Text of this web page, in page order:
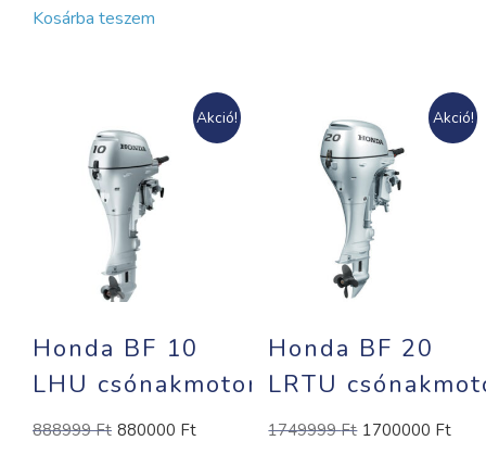
was:
Kosárba teszem
Akció!
Honda BF 10
LHU csónakmotor
888999Ft Original
880000 FtCurrent
Akció!
Honda BF 20
LRTU
1749999Ft Original
1700000 Ft